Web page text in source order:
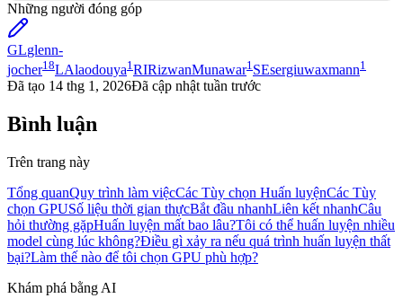
Những người đóng góp
GLglenn-
jocher18LAlaodouya1RIRizwanMunawar1SEsergiuwaxmann1
Đã tạo 14 thg 1, 2026Đã cập nhật tuần trước
Bình luận
Trên trang này
Tổng quanQuy trình làm việcCác Tùy chọn Huấn luyệnCác Tùy
chọn GPUSố liệu thời gian thựcBắt đầu nhanhLiên kết nhanhCâu
hỏi thường gặpHuấn luyện mất bao lâu?Tôi có thể huấn luyện nhiều
model cùng lúc không?Điều gì xảy ra nếu quá trình huấn luyện thất
bại?Làm thế nào để tôi chọn GPU phù hợp?
Khám phá bằng AI